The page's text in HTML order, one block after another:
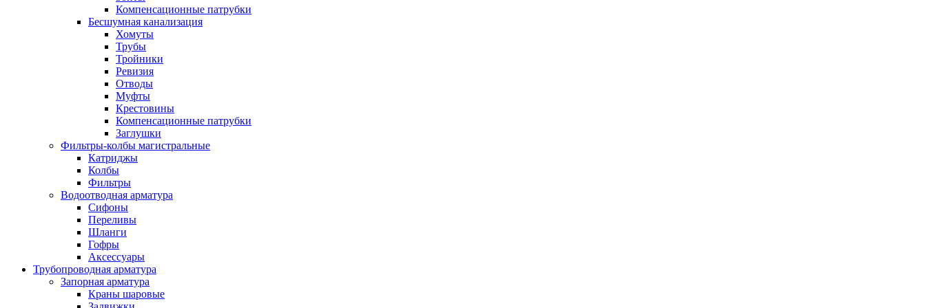
Компенсационные патрубки
Бесшумная канализация
Хомуты
Трубы
Тройники
Ревизия
Отводы
Муфты
Крестовины
Компенсационные патрубки
Заглушки
Фильтры-колбы магистральные
Катриджы
Колбы
Фильтры
Водоотводная арматура
Сифоны
Переливы
Шланги
Гофры
Аксессуары
Трубопроводная арматура
Запорная арматура
Краны шаровые